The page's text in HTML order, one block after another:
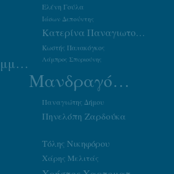
Ελένη Γούλα
Ιάσων Δεπούντης
Κατερίνα Παναγιωτοπούλου
Κωστής Παπακόγκος
Κώστας Κρεμμύδας Λάμπρος Σπυριούνης
Μανδραγόρας
Παναγιώτης Δήμου
Πηνελόπη Ζαρδούκα
Τόλης Νικηφόρου
Χάρης Μελιτάς